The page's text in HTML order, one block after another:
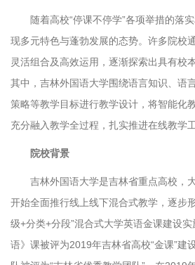
随着高校“停课不停学”各项举措的落
现多元特色与蓬勃发展的态势。许多院校
灵活组合及高效运用，逐渐探索出具有校
其中，吉林外国语大学围绕语言知识、语
策略等教学目标进行教学设计，将智能化
充分融入教学全过程，扎实推进在线教学
院校背景
吉林外国语大学是吉林省重点高校，
开始全面推行线上线下混合式教学，逐步
级+分类+分段”混合式大学英语金课建设
语》课被评为2019年吉林省高校“金课”建